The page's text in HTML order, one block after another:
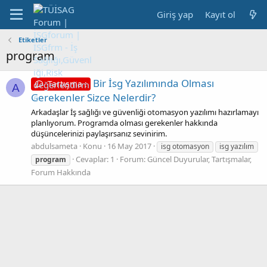
Giriş yap Kayıt ol
Etiketler
program
A Tartışma : Bir İsg Yazılımında Olması
Gerekenler Sizce Nelerdir?
Arkadaşlar İş sağlığı ve güvenliği otomasyon yazılımı hazırlamayı
planlıyorum. Programda olması gerekenler hakkında
düşüncelerinizi paylaşırsanız sevinirim.
abdulsameta Konu 16 May 2017 isg otomasyon
isg yazılım
program
Cevaplar: 1 Forum: Güncel Duyurular, Tartışmalar,
Forum Hakkında